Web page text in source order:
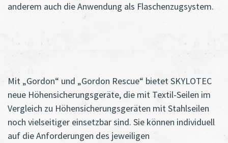
anderem auch die Anwendung als Flaschenzugsystem.
Mit „Gordon“ und „Gordon Rescue“ bietet SKYLOTEC
neue Höhensicherungsgeräte, die mit Textil-Seilen im
Vergleich zu Höhensicherungsgeräten mit Stahlseilen
noch vielseitiger einsetzbar sind. Sie können individuell
auf die Anforderungen des jeweiligen